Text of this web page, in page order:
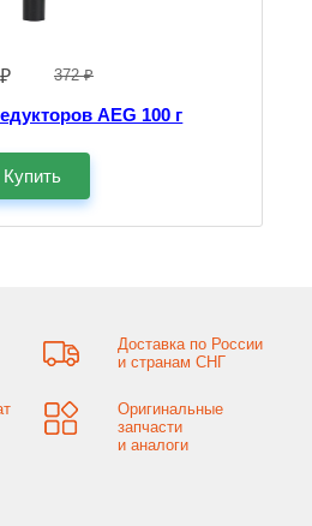
₽ 372 ₽
AEG 100 г
Купить
Доставка по России
и странам СНГ
Оригинальные
запчасти
и аналоги